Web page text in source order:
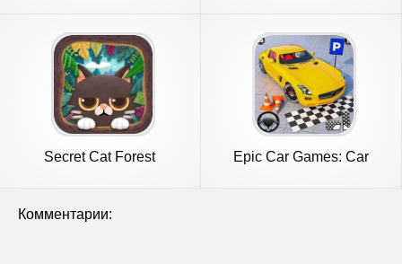
Secret Cat Forest
Epic Car Games: Car
Комментарии: